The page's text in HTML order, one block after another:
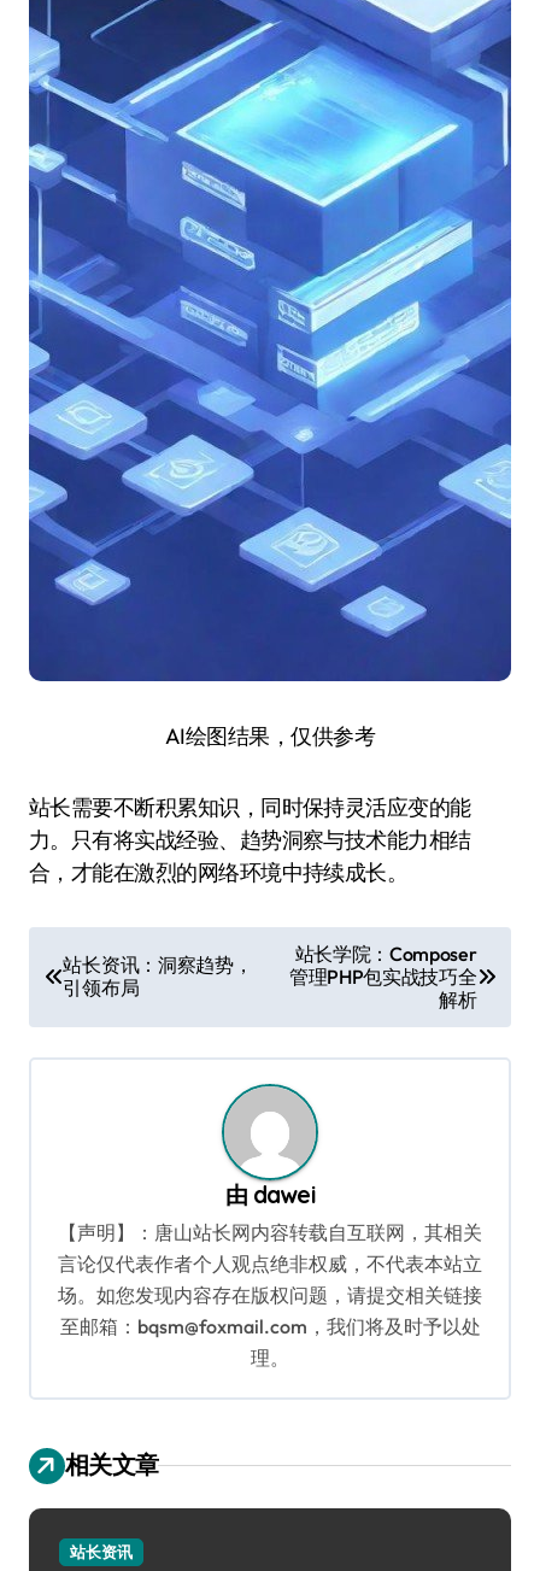
AI绘图结果，仅供参考
站长需要不断积累知识，同时保持灵活应变的能
力。只有将实战经验、趋势洞察与技术能力相结
合，才能在激烈的网络环境中持续成长。
章
导
航
站长资讯：洞察趋势，
引领布局
站长学院：Composer
管理PHP包实战技巧全
解析
由 dawei
【声明】：唐山站长网内容转载自互联网，其相关
言论仅代表作者个人观点绝非权威，不代表本站立
场。如您发现内容存在版权问题，请提交相关链接
至邮箱：bqsm@foxmail.com，我们将及时予以处
理。
相关文章
站长资讯